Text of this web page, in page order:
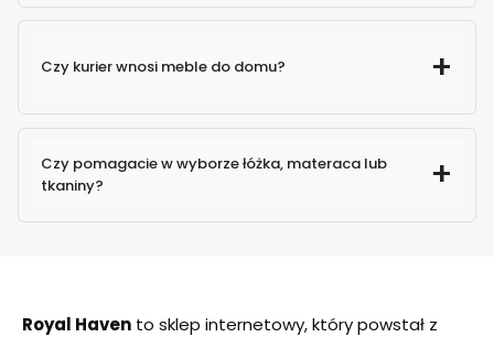
Czy kurier wnosi meble do domu?
Czy pomagacie w wyborze łóżka, materaca lub
tkaniny?
Royal Haven to sklep internetowy, który powstał z